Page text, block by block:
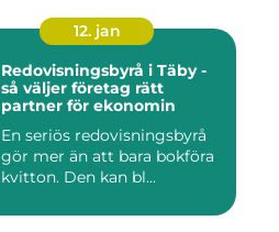
12. jan
Redovisningsbyrå i Täby -
så väljer företag rätt
partner för ekonomin
En seriös redovisningsbyrå
gör mer än att bara bokföra
kvitton. Den kan bl...